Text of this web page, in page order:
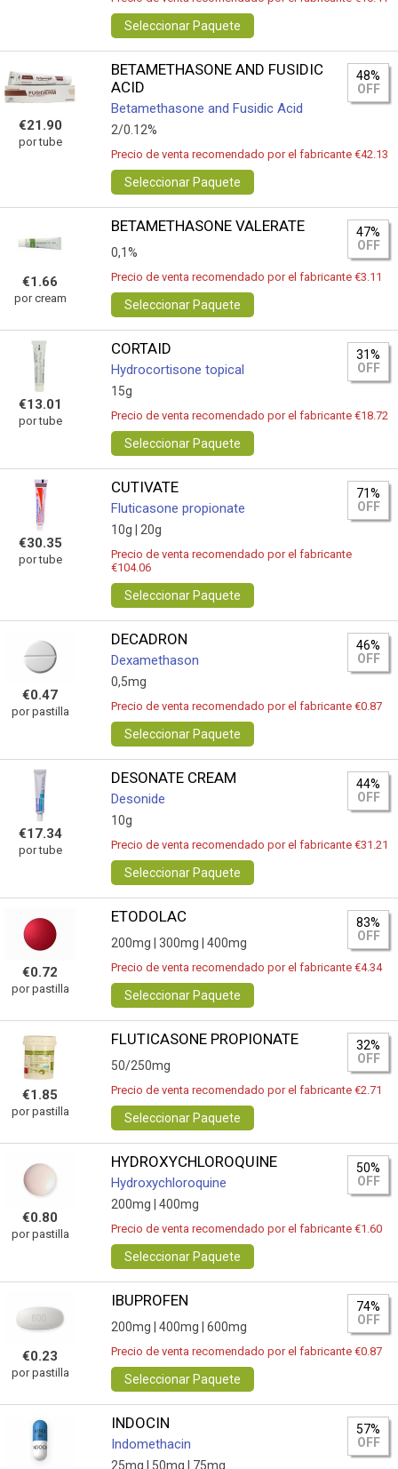
Seleccionar Paquete
€21.90
por tube
BETAMETHASONE AND FUSIDIC
ACID
Betamethasone and Fusidic Acid
2/0.12%
48%
OFF
Precio de venta recomendado por el fabricante €42.13
Seleccionar Paquete
€1.66
por cream
BETAMETHASONE VALERATE
0,1%
47%
OFF
Precio de venta recomendado por el fabricante €3.11
Seleccionar Paquete
€13.01
por tube
CORTAID
Hydrocortisone topical
15g
31%
OFF
Precio de venta recomendado por el fabricante €18.72
Seleccionar Paquete
€30.35
por tube
CUTIVATE
Fluticasone propionate
10g | 20g
71%
OFF
Precio de venta recomendado por el fabricante
€104.06
Seleccionar Paquete
€0.47
por pastilla
DECADRON
Dexamethason
0,5mg
46%
OFF
Precio de venta recomendado por el fabricante €0.87
Seleccionar Paquete
€17.34
por tube
DESONATE CREAM
Desonide
10g
44%
OFF
Precio de venta recomendado por el fabricante €31.21
Seleccionar Paquete
€0.72
por pastilla
ETODOLAC
200mg | 300mg | 400mg
83%
OFF
Precio de venta recomendado por el fabricante €4.34
Seleccionar Paquete
€1.85
por pastilla
FLUTICASONE PROPIONATE
50/250mg
32%
OFF
Precio de venta recomendado por el fabricante €2.71
Seleccionar Paquete
€0.80
por pastilla
HYDROXYCHLOROQUINE
Hydroxychloroquine
200mg | 400mg
50%
OFF
Precio de venta recomendado por el fabricante €1.60
Seleccionar Paquete
€0.23
por pastilla
IBUPROFEN
200mg | 400mg | 600mg
74%
OFF
Precio de venta recomendado por el fabricante €0.87
Seleccionar Paquete
INDOCIN
Indomethacin
25mg | 50mg | 75mg
57%
OFF